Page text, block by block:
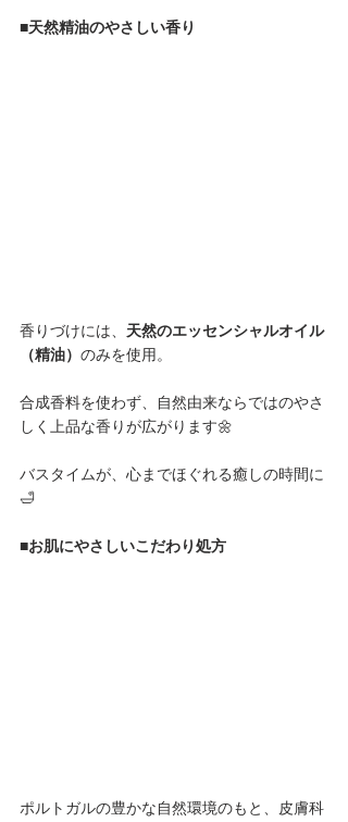
■天然精油のやさしい香り
香りづけには、 天然のエッセンシャルオイル
（精油） のみを使用。
合成香料を使わず、自然由来ならではのやさ
しく上品な香りが広がります🌼
バスタイムが、心までほぐれる癒しの時間に
🛁
■お肌にやさしいこだわり処方
ポルトガルの豊かな自然環境のもと、皮膚科